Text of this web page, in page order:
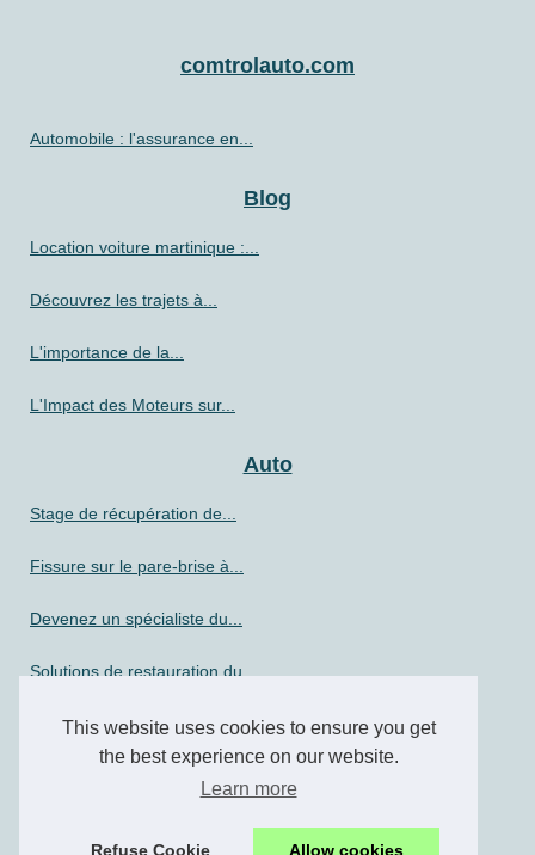
This website uses cookies to ensure you get
the best experience on our website.
Learn more
Refuse Cookie Allow cookies
comtrolauto.com
Automobile : l'assurance en...
Blog
Location voiture martinique :...
Découvrez les trajets à...
L'importance de la...
L'Impact des Moteurs sur...
Auto
Stage de récupération de...
Fissure sur le pare-brise à...
Devenez un spécialiste du...
Solutions de restauration du...
Moto
Guide ultime pour préparer...
Comment choisir son scooter...